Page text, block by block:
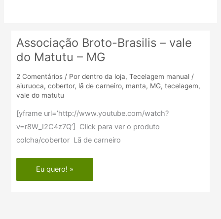
Associação Broto-Brasilis – vale
do Matutu – MG
2 Comentários / Por dentro da loja, Tecelagem manual/
aiuruoca, cobertor, lã de carneiro, manta, MG, tecelagem,
vale do matutu
[yframe url=’http://www.youtube.com/watch?
v=r8W_I2C4z7Q’] Click para ver o produto
colcha/cobertor Lã de carneiro
Associação
Broto-
–
vale
Eu quero! »